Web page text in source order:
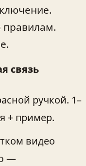
правилам.
связь
ручкой. 1–
+ пример.
видео
—